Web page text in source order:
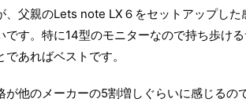
、父親のLets note LX６をセットアップし
です。特に14型のモニターなので持ち歩け
あればベストです。
が他のメーカーの5割増しぐらいに感じるの